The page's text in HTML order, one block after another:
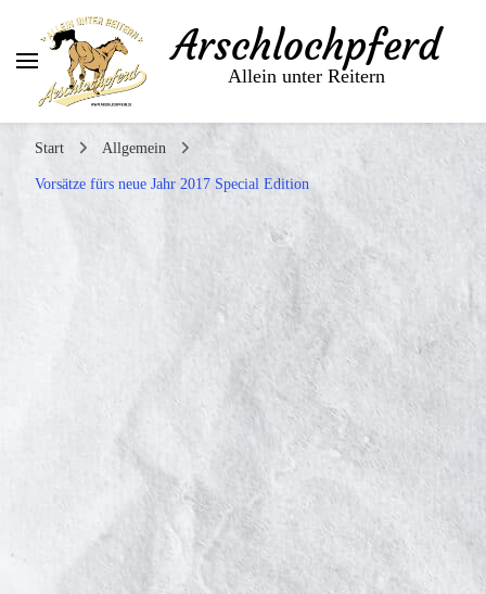
Arschlochpferd
Allein unter Reitern
Start Allgemein
Vorsätze fürs neue Jahr 2017 Special Edition